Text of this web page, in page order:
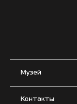
Музей
Контакты